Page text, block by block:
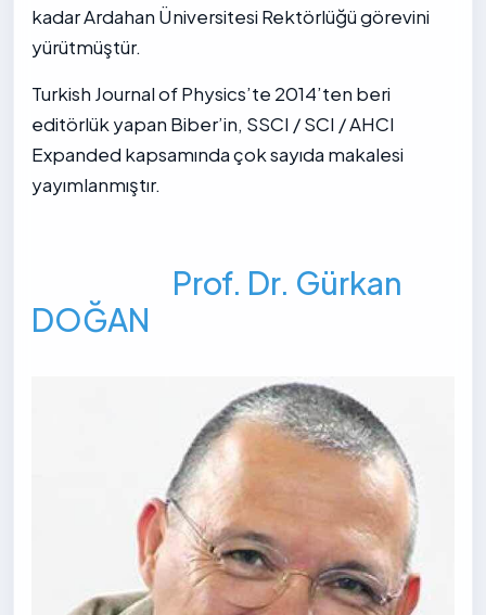
kadar Ardahan Üniversitesi Rektörlüğü görevini
yürütmüştür.
Turkish Journal of Physics’te 2014’ten beri
editörlük yapan Biber’in, SSCI / SCI / AHCI
Expanded kapsamında çok sayıda makalesi
yayımlanmıştır.
Prof. Dr. Gürkan
DOĞAN